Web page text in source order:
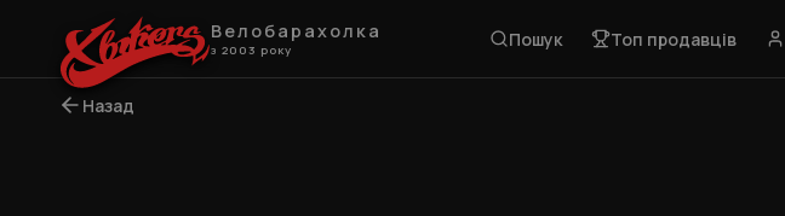
Велобарахолка
з 2003 року Пошук Топ продавців
Назад